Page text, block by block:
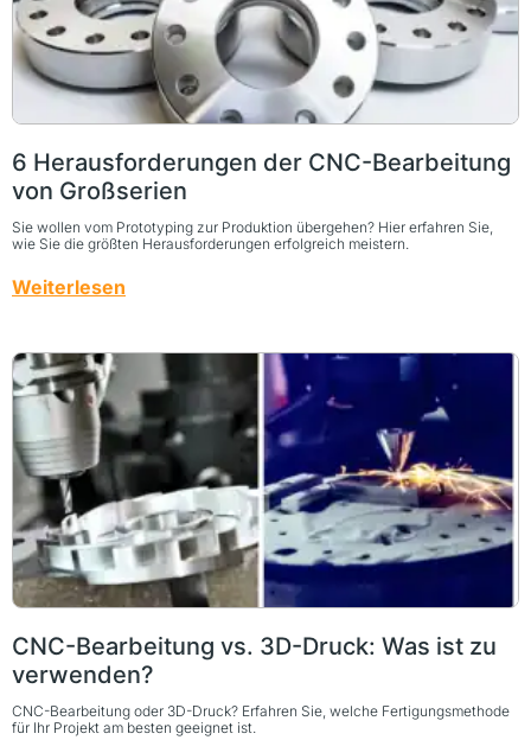
6 Herausforderungen der CNC-Bearbeitung
von Großserien
Sie wollen vom Prototyping zur Produktion übergehen? Hier erfahren Sie,
wie Sie die größten Herausforderungen erfolgreich meistern.
Weiterlesen
CNC-Bearbeitung vs. 3D-Druck: Was ist zu
verwenden?
CNC-Bearbeitung oder 3D-Druck? Erfahren Sie, welche Fertigungsmethode
für Ihr Projekt am besten geeignet ist.